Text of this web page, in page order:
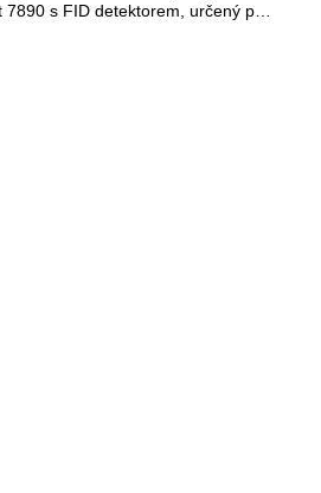
s FID detektorem, určený pro
signálu.